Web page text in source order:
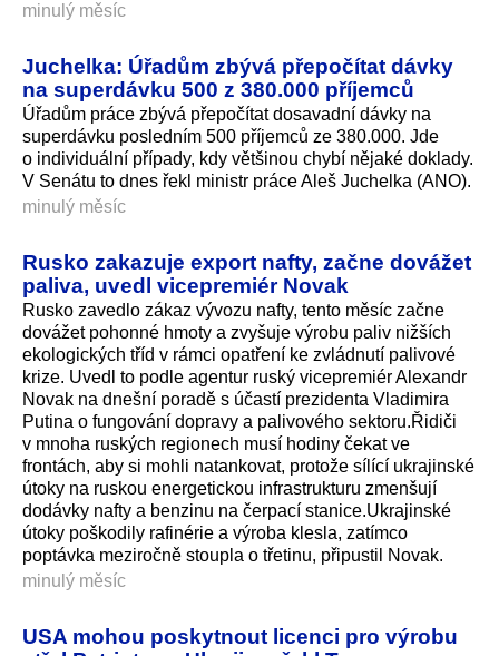
minulý měsíc
Juchelka: Úřadům zbývá přepočítat dávky
na superdávku 500 z 380.000 příjemců
Úřadům práce zbývá přepočítat dosavadní dávky na
superdávku posledním 500 příjemců ze 380.000. Jde
o individuální případy, kdy většinou chybí nějaké doklady.
V Senátu to dnes řekl ministr práce Aleš Juchelka (ANO).
minulý měsíc
Rusko zakazuje export nafty, začne dovážet
paliva, uvedl vicepremiér Novak
Rusko zavedlo zákaz vývozu nafty, tento měsíc začne
dovážet pohonné hmoty a zvyšuje výrobu paliv nižších
ekologických tříd v rámci opatření ke zvládnutí palivové
krize. Uvedl to podle agentur ruský vicepremiér Alexandr
Novak na dnešní poradě s účastí prezidenta Vladimira
Putina o fungování dopravy a palivového sektoru.Řidiči
v mnoha ruských regionech musí hodiny čekat ve
frontách, aby si mohli natankovat, protože sílící ukrajinské
útoky na ruskou energetickou infrastrukturu zmenšují
dodávky nafty a benzinu na čerpací stanice.Ukrajinské
útoky poškodily rafinérie a výroba klesla, zatímco
poptávka meziročně stoupla o třetinu, připustil Novak.
minulý měsíc
USA mohou poskytnout licenci pro výrobu